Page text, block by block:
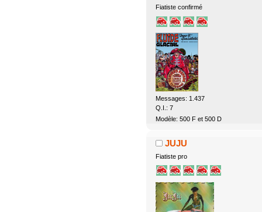
Fiatiste confirmé
Messages: 1.437
Q.I.: 7
Modèle: 500 F et 500 D
JUJU
Fiatiste pro